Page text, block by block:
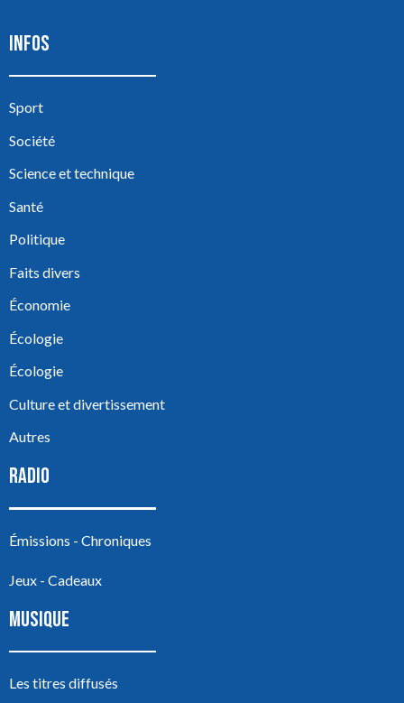
INFOS
Sport
Société
Science et technique
Santé
Politique
Faits divers
Économie
Écologie
Écologie
Culture et divertissement
Autres
RADIO
Émissions - Chroniques
Jeux - Cadeaux
MUSIQUE
Les titres diffusés